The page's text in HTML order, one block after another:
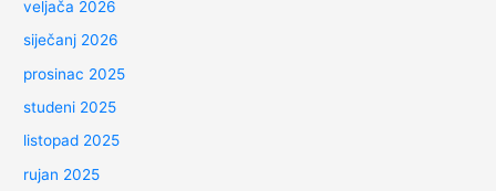
veljača 2026
siječanj 2026
prosinac 2025
studeni 2025
listopad 2025
rujan 2025